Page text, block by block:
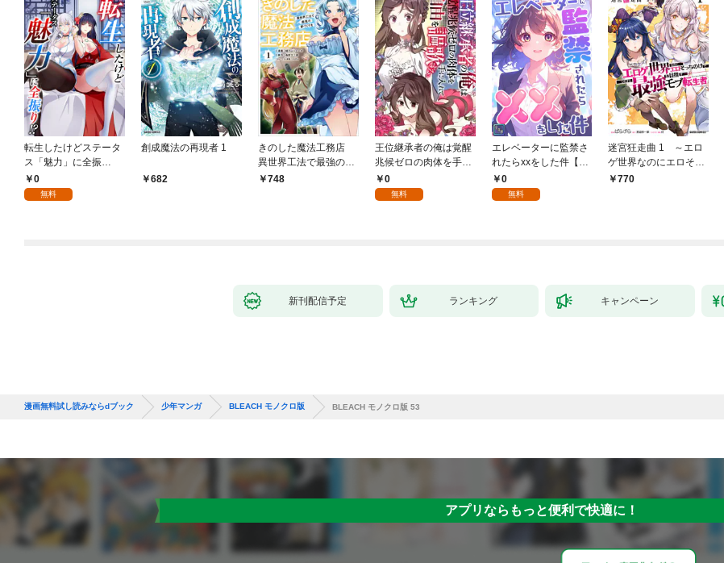
転生したけどステータ
ス「魅力」に全振
り！？(1)
0
無料
創成魔法の再現者 1
682
きのした魔法工務店
異世界工法で最強の家
づくりを（コミック）
748
王位継承者の俺は覚醒
兆候ゼロの肉体を手に
入れて自由を謳歌す
る。1
0
無料
エレベーターに監禁さ
れたらxxをした件【全
年齢版】(1)
0
無料
迷宮狂走曲 1 ～エロ
ゲ世界なのにエロそっ
ちのけでひたすら最強
770
新刊配信予定 ランキング キャンペーン
漫画無料試し読みならdブック 少年マンガ BLEACH モノクロ版 BLEACH モノクロ版 53
アプリならもっと便利で快適に！